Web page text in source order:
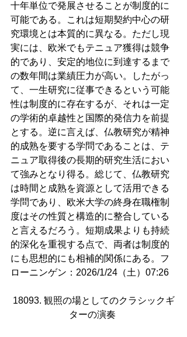
十年単位で発展させることが制度的に
可能である。これは短期契約中心の研
究環境とは本質的に異なる。ただし現
実には、欧米でもテニュア獲得は競争
的であり、安定的地位に到達するまで
の数年間は業績圧力が高い。したがっ
て、一生研究に従事できるという可能
性は制度的に存在するが、それは一定
の学術的卓越性と国際的発信力を前提
とする。逆に言えば、仏教研究が精神
的成熟を要する学問であることは、テ
ニュア取得後の長期的研究生活におい
て強みとなり得る。総じて、仏教研究
は時間と成熟を資源として活用できる
学問であり、欧米大学の終身在職権制
度はその性質と構造的に整合している
と言えるだろう。短期成果よりも持続
的深化を重視する点で、両者は制度的
にも思想的にも相補的関係にある。フ
ローニンゲン：2026/1/24（土）07:26
18093. 観照の場としてのクラシックギ
ターの演奏